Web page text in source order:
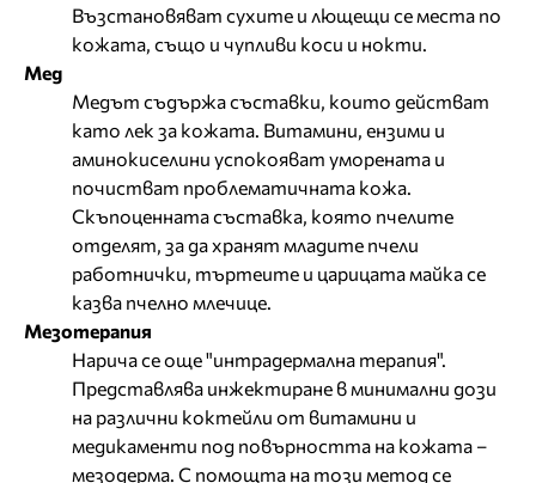
Възстановяват сухите и лющещи се места по
кожата, също и чупливи коси и нокти.
Мед
Медът съдържа съставки, които действат
като лек за кожата. Витамини, ензими и
аминокиселини успокояват уморената и
почистват проблематичната кожа.
Скъпоценната съставка, която пчелите
отделят, за да хранят младите пчели
работнички, търтеите и царицата майка се
казва пчелно млечице.
Мезотерапия
Нарича се още "интрадермална терапия".
Представлява инжектиране в минимални дози
на различни коктейли от витамини и
медикаменти под повърността на кожата –
мезодерма. С помощта на този метод се